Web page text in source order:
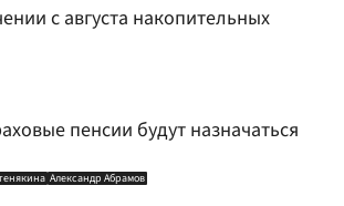
с августа накопительных
пенсии будут назначаться
Александр Абрамов